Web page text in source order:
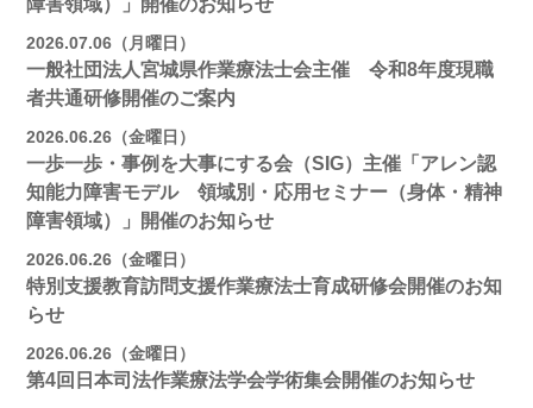
障害領域）」開催のお知らせ
2026.07.06（月曜日）
一般社団法人宮城県作業療法士会主催 令和8年度現職
者共通研修開催のご案内
2026.06.26（金曜日）
一歩一歩・事例を大事にする会（SIG）主催「アレン認
知能力障害モデル 領域別・応用セミナー（身体・精神
障害領域）」開催のお知らせ
2026.06.26（金曜日）
特別支援教育訪問支援作業療法士育成研修会開催のお知
らせ
2026.06.26（金曜日）
第4回日本司法作業療法学会学術集会開催のお知らせ